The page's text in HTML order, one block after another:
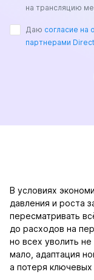
на трансляцию
Даю согласие на
партнерами
В условиях
давления и роста
пересматривать
до расходов на
но всех уволить
мало, адаптация
а потеря ключевых